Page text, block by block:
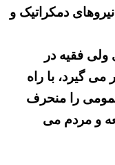
دمکراتیک و
ولی فقیه در
گیرد، با راه
را منحرف
و مردم می